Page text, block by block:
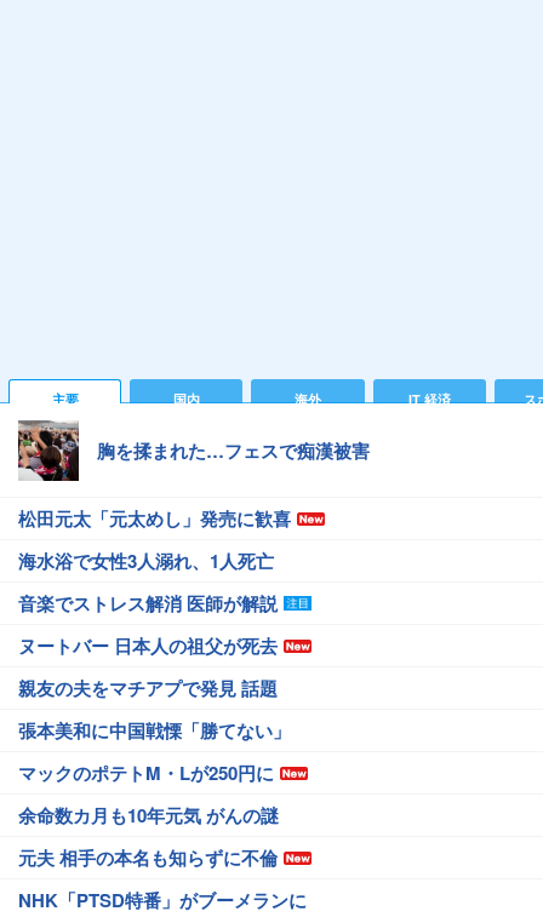
主要 国内 海外 IT 経済 ス
胸を揉まれた…フェスで痴漢被害
松田元太「元太めし」発売に歓喜
海水浴で女性3人溺れ、1人死亡
音楽でストレス解消 医師が解説
ヌートバー 日本人の祖父が死去
親友の夫をマチアプで発見 話題
張本美和に中国戦慄「勝てない」
マックのポテトM・Lが250円に
余命数カ月も10年元気 がんの謎
元夫 相手の本名も知らずに不倫
NHK「PTSD特番」がブーメランに